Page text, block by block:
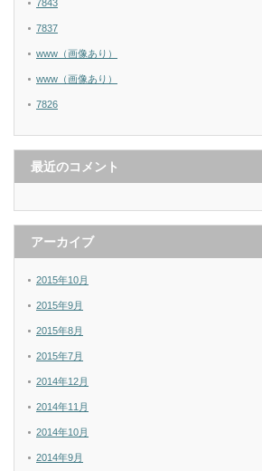
7843
7837
www（画像あり）
www（画像あり）
7826
最近のコメント
アーカイブ
2015年10月
2015年9月
2015年8月
2015年7月
2014年12月
2014年11月
2014年10月
2014年9月